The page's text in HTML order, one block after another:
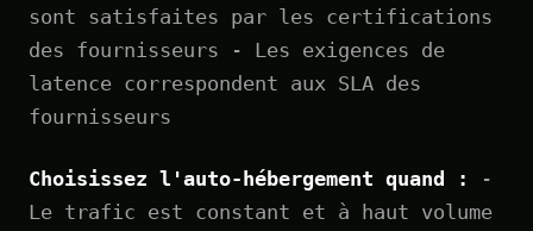
sont satisfaites par les certifications
des fournisseurs - Les exigences de
latence correspondent aux SLA des
fournisseurs
Choisissez l'auto-hébergement quand :
-
Le trafic est constant et à haut volume